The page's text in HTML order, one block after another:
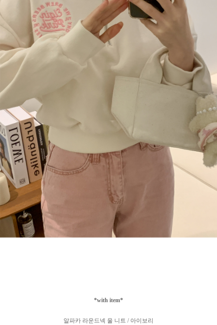
*with item*
알파카 라운드넥 울 니트 / 아이보리